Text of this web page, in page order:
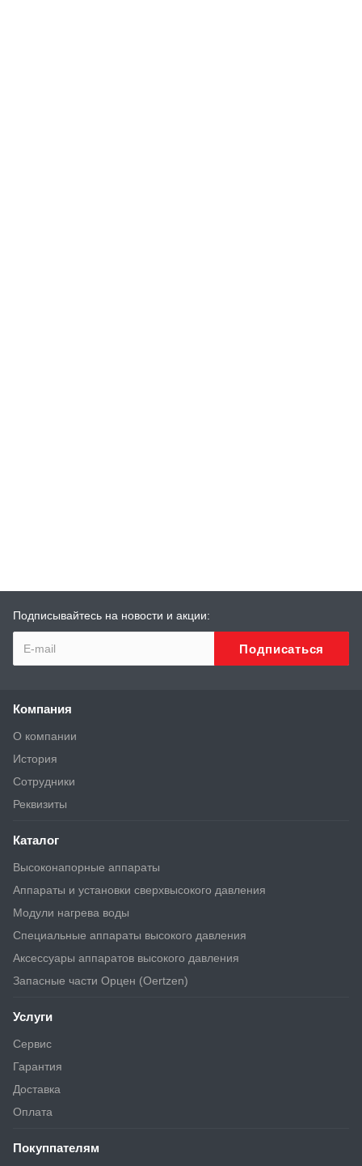
Подписывайтесь на новости и акции:
Компания
О компании
История
Сотрудники
Реквизиты
Каталог
Высоконапорные аппараты
Аппараты и установки сверхвысокого давления
Модули нагрева воды
Специальные аппараты высокого давления
Аксессуары аппаратов высокого давления
Запасные части Орцен (Oertzen)
Услуги
Сервис
Гарантия
Доставка
Оплата
Покуппателям